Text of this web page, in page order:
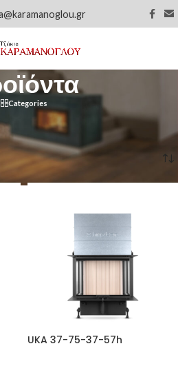
Categories
UKA 37-75-37-57h